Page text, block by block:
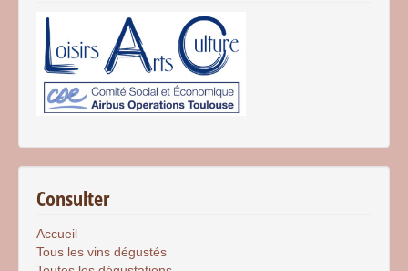
Consulter
Accueil
Tous les vins dégustés